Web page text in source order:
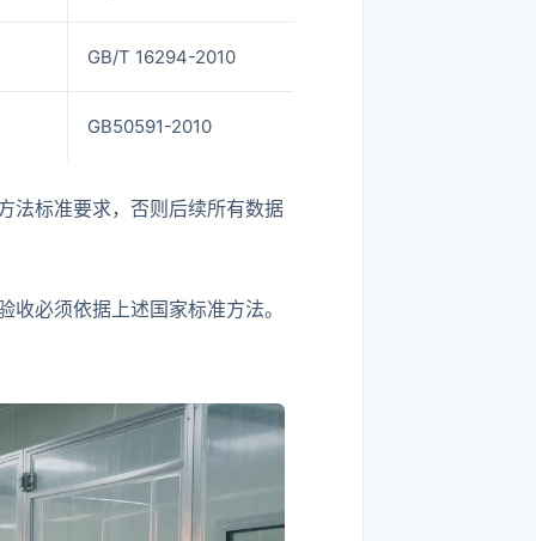
GB/T 16294-2010
GB50591-2010
法标准要求，否则后续所有数据
必须依据上述国家标准方法。